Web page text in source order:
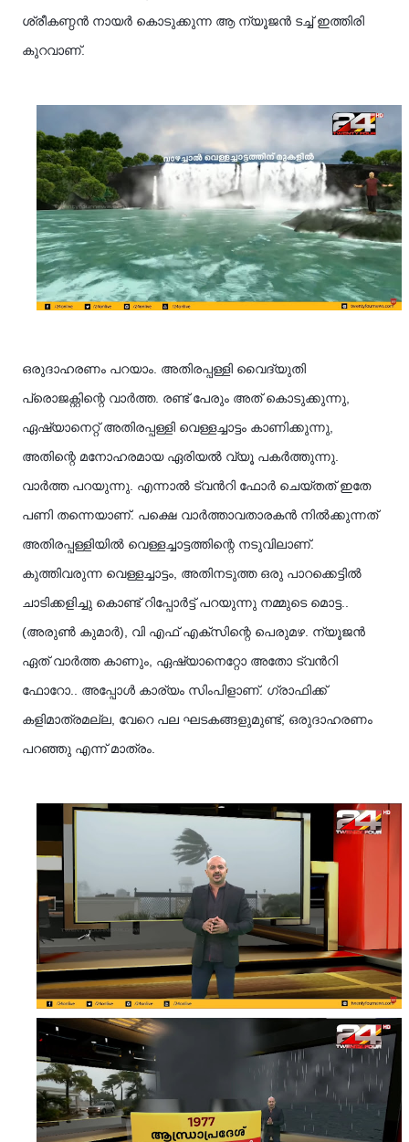
ശ്രീകണ്ഠൻ നായർ കൊടുക്കുന്ന ആ ന്യൂജൻ ടച്ച് ഇത്തിരി
കുറവാണ്.
ഒരുദാഹരണം പറയാം. അതിരപ്പള്ളി വൈദ്യുതി
പ്രൊജക്റ്റിന്റെ വാർത്ത. രണ്ട് പേരും അത് കൊടുക്കുന്നു,
ഏഷ്യാനെറ്റ് അതിരപ്പള്ളി വെള്ളച്ചാട്ടം കാണിക്കുന്നു,
അതിന്റെ മനോഹരമായ ഏരിയൽ വ്യൂ പകർത്തുന്നു.
വാർത്ത പറയുന്നു. എന്നാൽ ട്വൻറി ഫോർ ചെയ്തത് ഇതേ
പണി തന്നെയാണ്. പക്ഷെ വാർത്താവതാരകൻ നിൽക്കുന്നത്
അതിരപ്പള്ളിയിൽ വെള്ളച്ചാട്ടത്തിന്റെ നടുവിലാണ്.
കുത്തിവരുന്ന വെള്ളച്ചാട്ടം, അതിനടുത്ത ഒരു പാറക്കെട്ടിൽ
ചാടിക്കളിച്ചു കൊണ്ട് റിപ്പോർട്ട് പറയുന്നു നമ്മുടെ മൊട്ട..
(അരുൺ കുമാർ), വി എഫ് എക്സിന്റെ പെരുമഴ. ന്യൂജൻ
ഏത് വാർത്ത കാണും, ഏഷ്യാനെറ്റോ അതോ ട്വൻറി
ഫോറോ.. അപ്പോൾ കാര്യം സിംപിളാണ്. ഗ്രാഫിക്ക്
കളിമാത്രമല്ല, വേറെ പല ഘടകങ്ങളുമുണ്ട്, ഒരുദാഹരണം
പറഞ്ഞു എന്ന് മാത്രം.